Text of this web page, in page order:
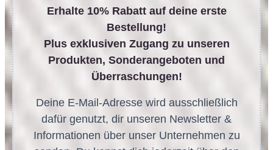
Erhalte 10% Rabatt auf deine erste
Bestellung!
Plus exklusiven Zugang zu unseren
Produkten, Sonderangeboten und
Überraschungen!
Deine E-Mail-Adresse wird ausschließlich
dafür genutzt, dir unseren Newsletter &
Informationen über unser Unternehmen zu